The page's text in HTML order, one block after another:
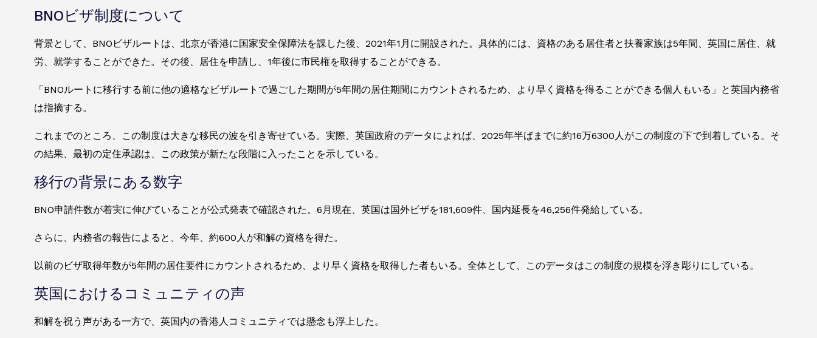
BNOビザ制度について
背景として、BNOビザルートは、北京が香港に国家安全保障法を課した後、2021年1月に開設された。具体的には、資格のある居住者と扶養家族は5年間、英国に居住、就
労、就学することができた。その後、居住を申請し、1年後に市民権を取得することができる。
「BNOルートに移行する前に他の適格なビザルートで過ごした期間が5年間の居住期間にカウントされるため、より早く資格を得ることができる個人もいる」と英国内務省
は指摘する。
これまでのところ、この制度は大きな移民の波を引き寄せている。実際、英国政府のデータによれば、2025年半ばまでに約16万6300人がこの制度の下で到着している。そ
の結果、最初の定住承認は、この政策が新たな段階に入ったことを示している。
移行の背景にある数字
BNO申請件数が着実に伸びていることが公式発表で確認された。6月現在、英国は国外ビザを181,609件、国内延長を46,256件発給している。
さらに、内務省の報告によると、今年、約600人が和解の資格を得た。
以前のビザ取得年数が5年間の居住要件にカウントされるため、より早く資格を取得した者もいる。全体として、このデータはこの制度の規模を浮き彫りにしている。
英国におけるコミュニティの声
和解を祝う声がある一方で、英国内の香港人コミュニティでは懸念も浮上した。